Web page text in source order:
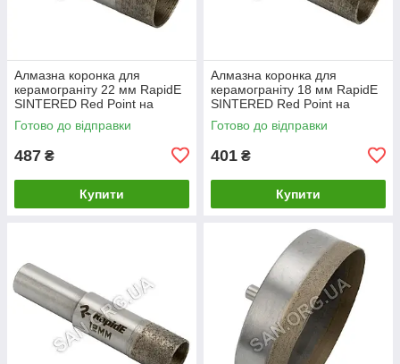
Алмазна коронка для
керамограніту 22 мм RapidE
SINTERED Red Point на
Дриль
Готово до відправки
487 ₴
Купити
Алмазна коронка для
керамограніту 18 мм RapidE
SINTERED Red Point на
Дриль
Готово до відправки
401 ₴
Купити